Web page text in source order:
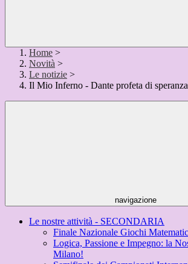
Home >
Novità >
Le notizie >
Il Mio Inferno - Dante profeta di speranza
navigazione
Le nostre attività - SECONDARIA
Finale Nazionale Giochi
Logica, Passione e Impegno: la
Milano!